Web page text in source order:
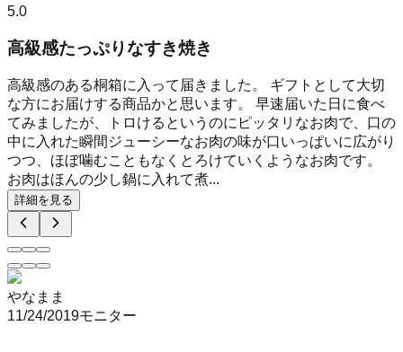
5.0
高級感たっぷりなすき焼き
高級感のある桐箱に入って届きました。 ギフトとして大切
な方にお届けする商品かと思います。 早速届いた日に食べ
てみましたが、トロけるというのにピッタリなお肉で、口の
中に入れた瞬間ジューシーなお肉の味が口いっぱいに広がり
つつ、ほぼ噛むこともなくとろけていくようなお肉です。
お肉はほんの少し鍋に入れて煮...
詳細を見る
やなまま
11/24/2019モニター